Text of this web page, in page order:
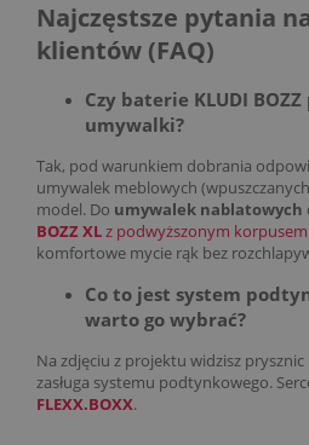
Najczęstsze pytania
klientów (FAQ)
Czy baterie KLUDI
umywalki?
Tak, pod warunkiem dobrania
umywalek meblowych
model. Do umywalek nablatowych
BOZZ XLz podwyższonym korpusem
komfortowe mycie rąk bez
Co to jest system
warto go wybrać?
Na zdjęciu z projektu widzisz
zasługa systemu podtynkowego.
FLEXX.BOXX.